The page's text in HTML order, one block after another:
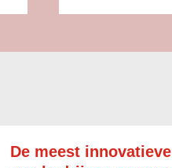
De meest